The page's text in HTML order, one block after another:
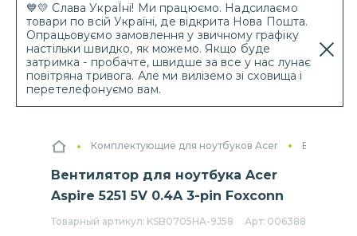
💙💛 Слава УкраЇні! Ми працюємо. Надсилаємо
товари по всій Україні, де відкрита Нова Пошта.
Опрацьовуємо замовлення у звичному графіку
настільки швидко, як можемо. Якщо буде
затримка - пробачте, швидше за все у нас лунає
повітряна тривога. Але ми виліземо зі сховища і
перетелефонуємо вам.
Комплектующие для ноутбуков Acer
Вентилятор для ноутбука Acer
Aspire 5251 5V 0.4A 3-pin Foxconn
Товарный артикул: KSB0705HA-9J58 Арт: 006388